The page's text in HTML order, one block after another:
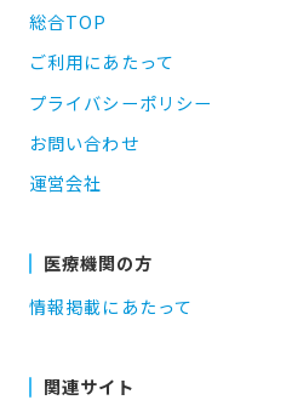
総合TOP
ご利用にあたって
プライバシーポリシー
お問い合わせ
運営会社
医療機関の方
情報掲載にあたって
関連サイト